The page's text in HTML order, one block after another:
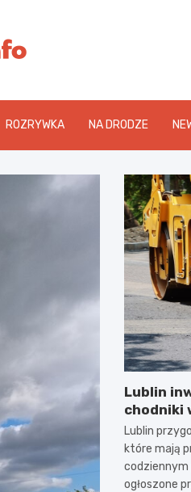
ROZRYWKA NA DRODZE
Lublin
chodniki
Lublin
które mają
codziennym
ogłoszone